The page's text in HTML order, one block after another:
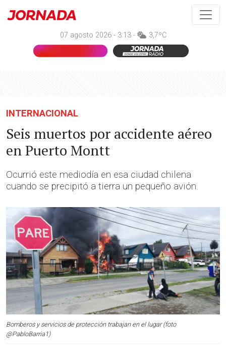
07 agosto 2026 - 3:13 - 3,7ºC
INTERNACIONAL
Seis muertos por accidente aéreo
en Puerto Montt
Ocurrió este mediodía en esa ciudad chilena
cuando se precipitó a tierra un pequeño avión.
Bomberos y servicios de protección trabajan en el lugar (foto
@PabloBarria1)